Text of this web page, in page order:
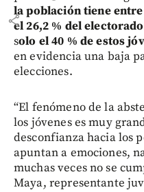
share
la población tiene
el 26,2 % del
solo el 40 % de estos
en evidencia una baja
elecciones.
“El fenómeno de la
los jóvenes es muy
desconfianza hacia los
apuntan a emociones,
muchas veces no se
Maya, representante